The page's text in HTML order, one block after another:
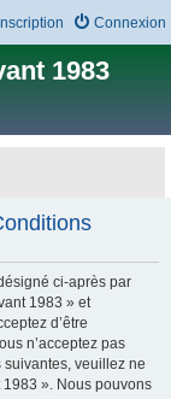
Connexion
Inscription
1983
ci-après par
1983 » et
d’être
n’acceptez pas
veuillez ne
». Nous pouvons